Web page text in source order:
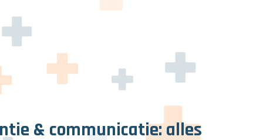
& communicatie: alles